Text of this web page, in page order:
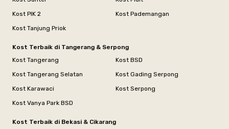
Kost PIK 2
Kost Pademangan
Kost Tanjung Priok
Kost Terbaik di Tangerang & Serpong
Kost Tangerang
Kost BSD
Kost Tangerang Selatan
Kost Gading Serpong
Kost Karawaci
Kost Serpong
Kost Vanya Park BSD
Kost Terbaik di Bekasi & Cikarang